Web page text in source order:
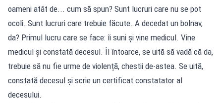
oameni atât de... cum să spun? Sunt lucruri care nu se pot
ocoli. Sunt lucruri care trebuie făcute. A decedat un bolnav,
da? Primul lucru care se face: îi suni și vine medicul. Vine
medicul și constată decesul. Îl întoarce, se uită să vadă că da,
trebuie să nu fie urme de violență, chestii de-astea. Se uită,
constată decesul și scrie un certificat constatator al
decesului.